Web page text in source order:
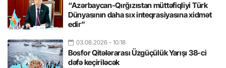
“Azərbaycan-Qırğızıstan müttəfiqliyi Türk
Dünyasının daha sıx inteqrasiyasına xidmət
edir”
03.08.2026 - 10:18
Bosfor Qitələrarası Üzgüçülük Yarışı 38-ci
dəfə keçiriləcək